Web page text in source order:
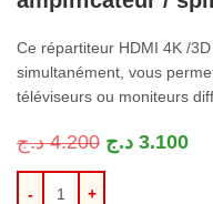
Ce répartiteur HDMI4K /
simultanément, vous
téléviseurs ou moniteurs
4.200 د.ج 3.100 د.ج